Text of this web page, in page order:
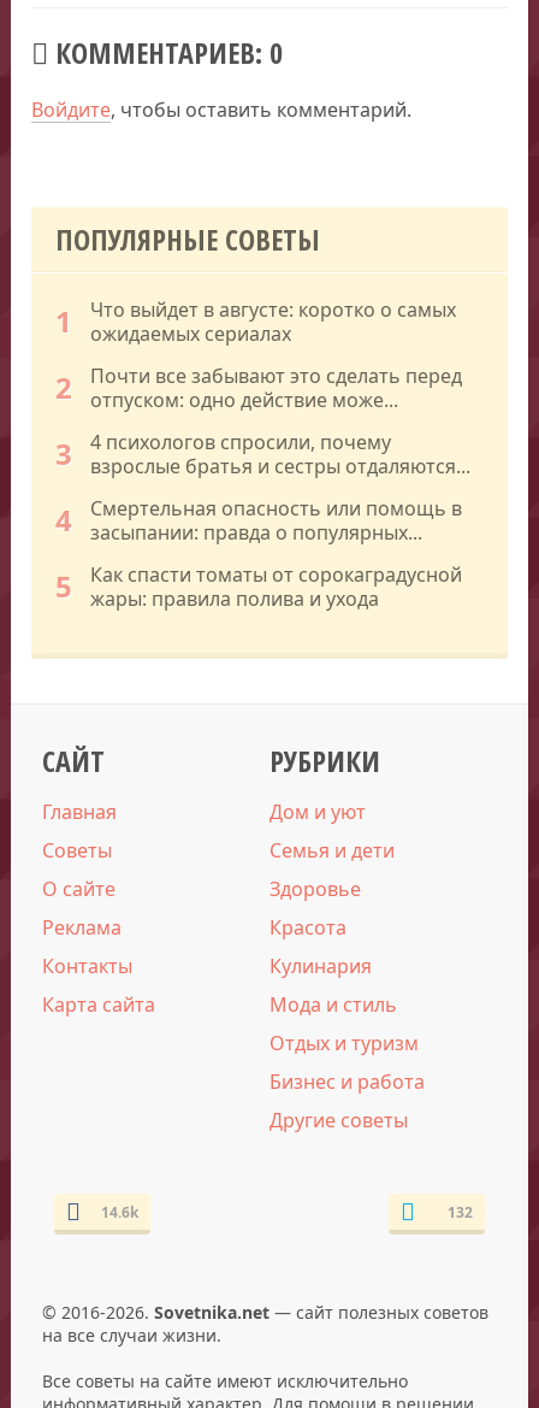
КОММЕНТАРИЕВ: 0
Войдите, чтобы оставить комментарий.
ПОПУЛЯРНЫЕ СОВЕТЫ
1
Что выйдет в августе: коротко о самых
ожидаемых сериалах
2
Почти все забывают это сделать перед
отпуском: одно действие може...
3
4 психологов спросили, почему
взрослые братья и сестры отдаляются...
4
Смертельная опасность или помощь в
засыпании: правда о популярных...
5
Как спасти томаты от сорокаградусной
жары: правила полива и ухода
САЙТ
Главная
Советы
О сайте
Реклама
Контакты
Карта сайта
РУБРИКИ
Дом и уют
Семья и дети
Здоровье
Красота
Кулинария
Мода и стиль
Отдых и туризм
Бизнес и работа
Другие советы
14.6k 132
© 2016-2026. Sovetnika.net— сайт полезных советов
на все случаи жизни.
Все советы на сайте имеют исключительно